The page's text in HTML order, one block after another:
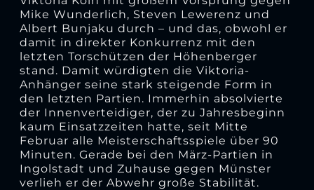
Mike Wunderlich, Steven Lewerenz und
Albert Bunjaku durch – und das, obwohl er
damit in direkter Konkurrenz mit den
letzten Torschützen der Höhenberger
stand. Damit würdigten die Viktoria-
Anhänger seine stark steigende Form in
den letzten Partien. Immerhin absolvierte
der Innenverteidiger, der zu Jahresbeginn
kaum Einsatzzeiten hatte, seit Mitte
Februar alle Meisterschaftsspiele über 90
Minuten. Gerade bei den März-Partien in
Ingolstadt und Zuhause gegen Münster
verlieh er der Abwehr große Stabilität.